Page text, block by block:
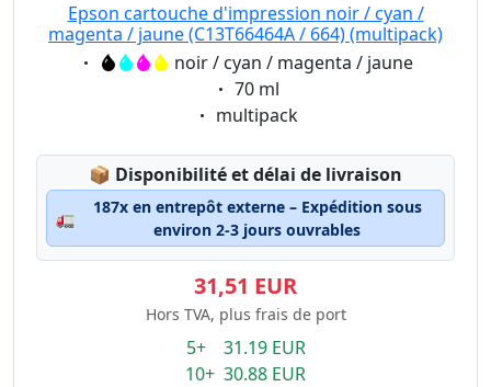
Epson cartouche d'impression noir / cyan /
magenta / jaune (C13T66464A / 664) (multipack)
Eigenschaft:noir / cyan / magenta / jaune
Eigenschaft:
70 ml
Eigenschaft:
multipack
📦 Lagerstatus:
Disponibilité et délai de livraison
🚛
187x en entrepôt externe – Expédition sous
environ 2-3 jours ouvrables
31,51 EUR
Hors TVA, plus frais de port
5+ 31.19 EUR
10+ 30.88 EUR